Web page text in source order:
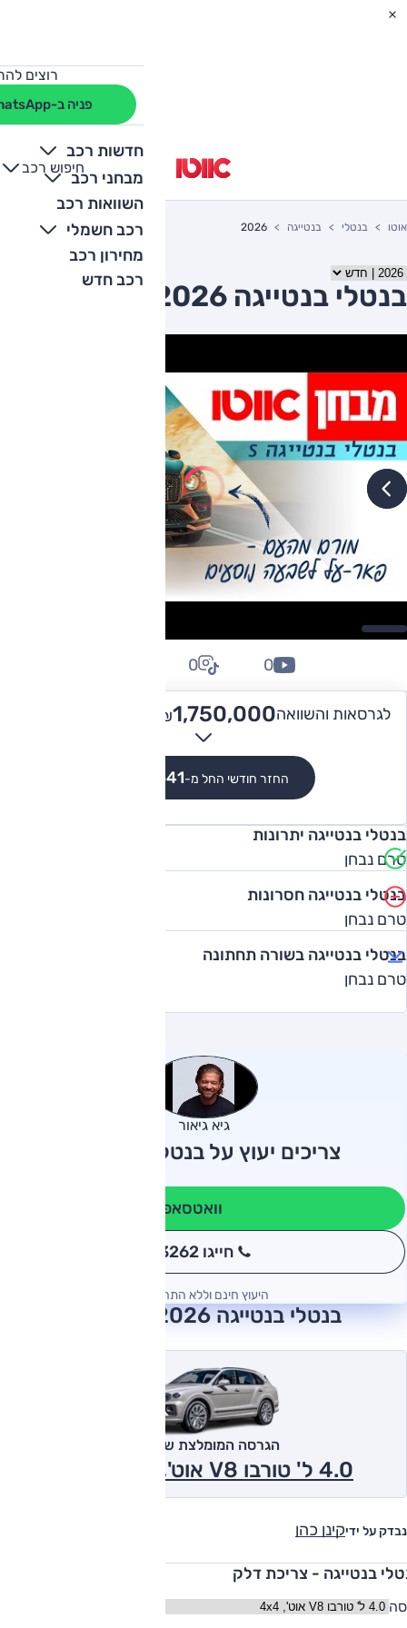
רוצים
פניה ב-WhatsApp
חדשות רכב
מבחני רכב
השוואות רכב
רכב חשמלי
מחירון רכב
רכב חדש
חיפוש רכב
+
-
אוטו בנטלי בנטייגה 2026
בנטלי בנטייגה 2026
לגרסאות והשוואה ₪1,750,000 -
החזר חודשי החל מ-₪10,541
0
0
בנטלי בנטייגה יתרונות
טרם נבחן
בנטלי בנטייגה חסרונות
טרם נבחן
בנטלי בנטייגה בשורה תחתונה
טרם נבחן
גיא גיאור
צריכים יעוץ על בנטלי בנטייגה?
וואטסאפ
חייגו 3262
היעוץ חינם וללא התחייבות
בנטלי בנטייגה 2026 חוות דעת
נבדק על ידיקינן כהן
הגרסה המומלצת של אוטו
4.0 ל' טורבו V8 אוט', 4x4 2026
בנטייגה - צריכת דלק